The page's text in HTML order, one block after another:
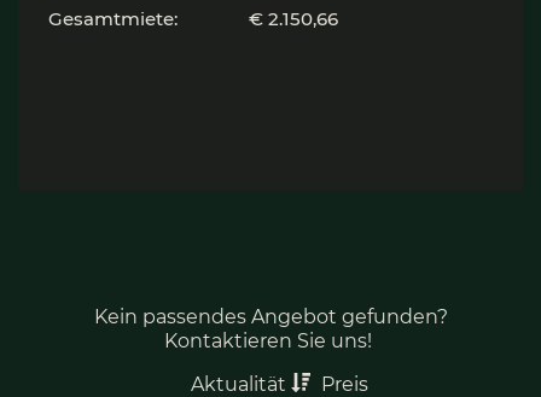
Gesamtmiete:
€ 2.150,66
Kein passendes Angebot gefunden?
Kontaktieren Sie uns!
Aktualität
Preis